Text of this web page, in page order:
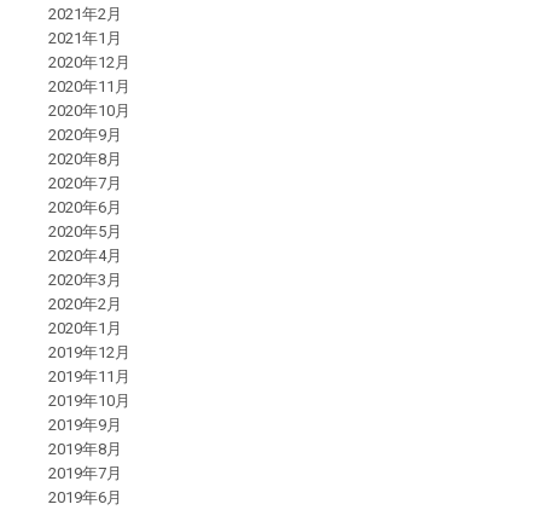
2021年2月
2021年1月
2020年12月
2020年11月
2020年10月
2020年9月
2020年8月
2020年7月
2020年6月
2020年5月
2020年4月
2020年3月
2020年2月
2020年1月
2019年12月
2019年11月
2019年10月
2019年9月
2019年8月
2019年7月
2019年6月